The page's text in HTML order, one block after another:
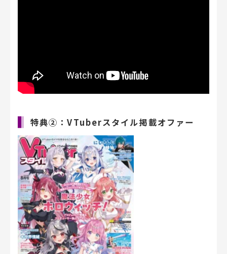
特典②：VTuberスタイル掲載オファー